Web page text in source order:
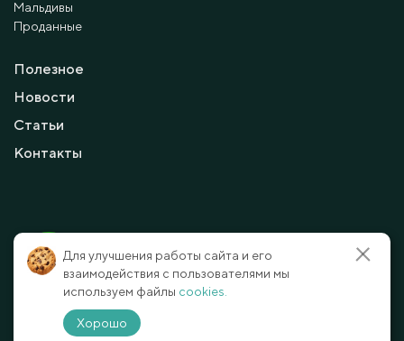
Мальдивы
Проданные
Полезное
Новости
Статьи
Контакты
официальный сайт.
Все права защищены.
Условия и политика конфиденциальности
Способы оплаты
Для улучшения работы сайта и его
взаимодействия с пользователями мы
используем файлы cookies.
Хорошо